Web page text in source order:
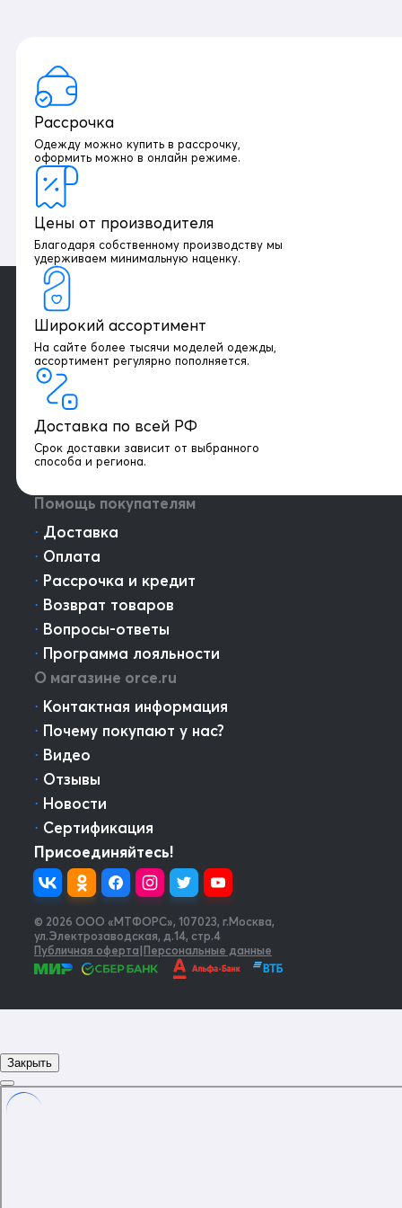
Рассрочка
Одежду можно купить в рассрочку,
оформить можно в онлайн режиме.
Цены от производителя
Благодаря собственному производству мы
удерживаем минимальную наценку.
Широкий ассортимент
На сайте более тысячи моделей одежды,
ассортимент регулярно пополняется.
Доставка по всей РФ
Срок доставки зависит от выбранного
способа и региона.
+7 903 003 03 79
Онлайн консультация
Помощь покупателям
⋅ Доставка
⋅ Оплата
⋅ Рассрочка и кредит
⋅ Возврат товаров
⋅ Вопросы-ответы
⋅ Программа лояльности
О магазине orce.ru
⋅ Контактная информация
⋅ Почему покупают у нас?
⋅ Видео
⋅ Отзывы
⋅ Новости
⋅ Сертификация
Присоединяйтесь!
© 2026 OOO «МТФОРС», 107023, г.Москва,
ул.Электрозаводская, д.14, стр.4
Публичная оферта|Персональные данные
Закрыть